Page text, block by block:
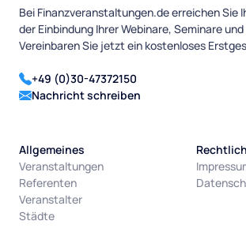
Bei Finanzveranstaltungen.de erreichen Sie
der Einbindung Ihrer Webinare, Seminare
Vereinbaren Sie jetzt ein kostenloses
+49 (0)30-47372150
Nachricht schreiben
Allgemeines
Veranstaltungen
Referenten
Veranstalter
Städte